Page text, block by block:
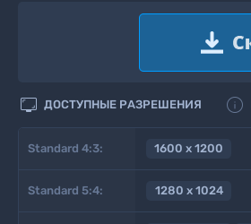
 ДОСТУПНЫЕ РАЗРЕШЕНИЯ 
Standard 4:3: 1600 x 1200
Standard 5:4: 1280 x 1024